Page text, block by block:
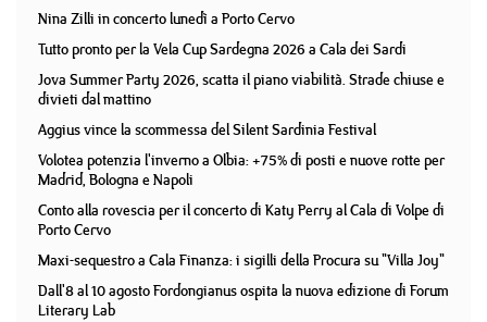
Nina Zilli in concerto lunedì a Porto Cervo
Tutto pronto per la Vela Cup Sardegna 2026 a Cala dei Sardi
Jova Summer Party 2026, scatta il piano viabilità. Strade chiuse e
divieti dal mattino
Aggius vince la scommessa del Silent Sardinia Festival
Volotea potenzia l'inverno a Olbia: +75% di posti e nuove rotte per
Madrid, Bologna e Napoli
Conto alla rovescia per il concerto di Katy Perry al Cala di Volpe di
Porto Cervo
Maxi-sequestro a Cala Finanza: i sigilli della Procura su "Villa Joy"
Dall'8 al 10 agosto Fordongianus ospita la nuova edizione di Forum
Literary Lab